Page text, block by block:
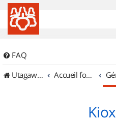
FAQ
UtagawaVTT (Randos VTT et VTTAE avec traces GPS)
Accueil forum